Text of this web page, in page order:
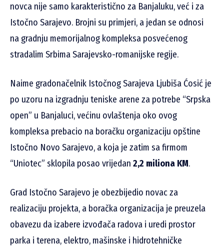
novca nije samo karakteristično za Banjaluku, već i za
Istočno Sarajevo. Brojni su primjeri, a jedan se odnosi
na gradnju memorijalnog kompleksa posvećenog
stradalim Srbima Sarajevsko-romanijske regije.
Naime gradonačelnik Istočnog Sarajeva Ljubiša Ćosić je
po uzoru na izgradnju teniske arene za potrebe “Srpska
open” u Banjaluci, većinu ovlaštenja oko ovog
kompleksa prebacio na boračku organizaciju opštine
Istočno Novo Sarajevo, a koja je zatim sa firmom
“Uniotec” sklopila posao vrijedan 2,2 miliona KM.
Grad Istočno Sarajevo je obezbijedio novac za
realizaciju projekta, a boračka organizacija je preuzela
obavezu da izabere izvođača radova i uredi prostor
parka i terena, elektro, mašinske i hidrotehničke